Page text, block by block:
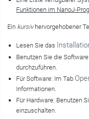
Funktionen im NanoJ-
Ein kursivhervorgehobener
Lesen Sie das
Benutzen Sie die Software
durchzuführen.
Für Software: Im Tab
Informationen.
Für Hardware: Benutzen
einzuschalten.